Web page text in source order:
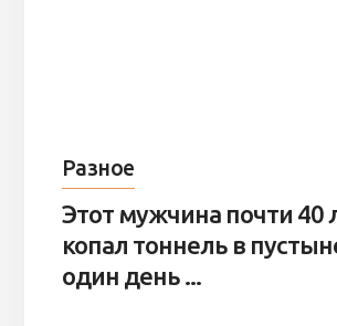
Разное
Этот мужчина почти 40
копал тоннель в
один день ...